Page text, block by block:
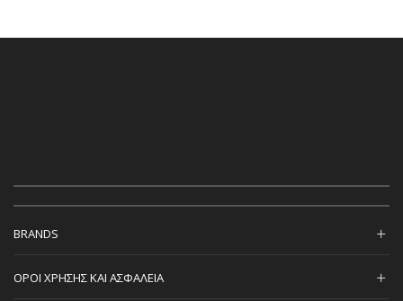
BRANDS
ΟΡΟΙ ΧΡΗΣΗΣ ΚΑΙ ΑΣΦΑΛΕΙΑ